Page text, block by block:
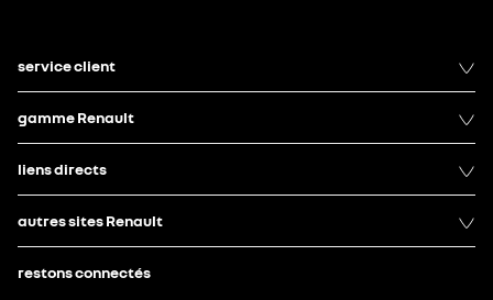
service client
gamme Renault
liens directs
autres sites Renault
restons connectés